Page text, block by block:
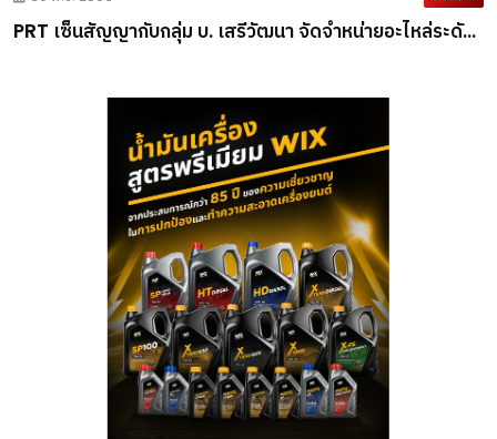
PRT เซ็นสัญญากับกลุ่ม บ. เสรีวัฒนา จัดจำหน่ายอะไหล่ระดับ